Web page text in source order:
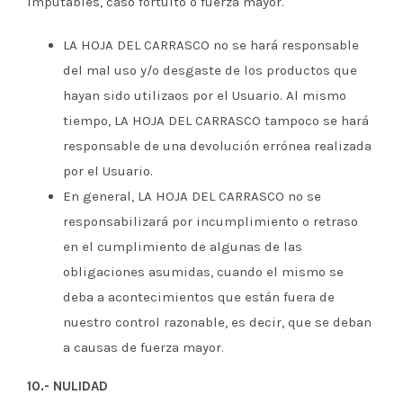
LA HOJA DEL CARRASCO no se hará responsable
del mal uso y/o desgaste de los productos que
hayan sido utilizaos por el Usuario. Al mismo
tiempo, LA HOJA DEL CARRASCO tampoco se hará
responsable de una devolución errónea realizada
por el Usuario.
En general, LA HOJA DEL CARRASCO no se
responsabilizará por incumplimiento o retraso
en el cumplimiento de algunas de las
obligaciones asumidas, cuando el mismo se
deba a acontecimientos que están fuera de
nuestro control razonable, es decir, que se deban
a causas de fuerza mayor.
10.- NULIDAD